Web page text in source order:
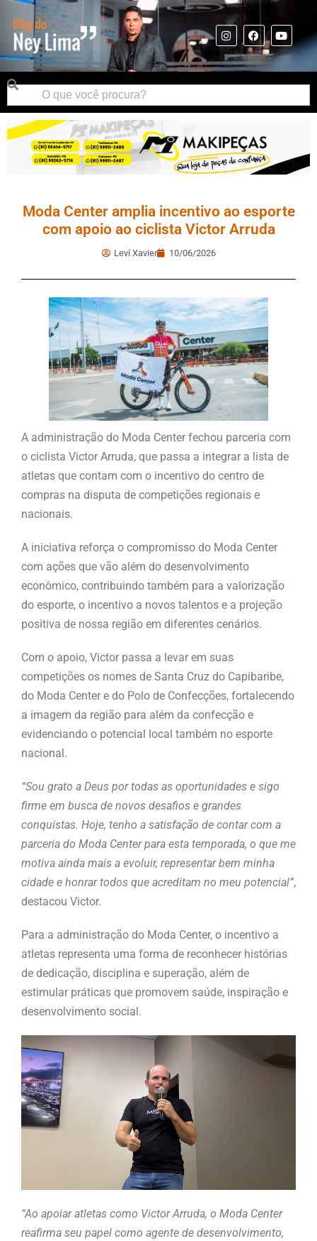
Moda Center amplia incentivo ao esporte
com apoio ao ciclista Victor Arruda
Leví Xavier 10/06/2026
A administração do Moda Center fechou parceria com
o ciclista Victor Arruda, que passa a integrar a lista de
atletas que contam com o incentivo do centro de
compras na disputa de competições regionais e
nacionais.
A iniciativa reforça o compromisso do Moda Center
com ações que vão além do desenvolvimento
econômico, contribuindo também para a valorização
do esporte, o incentivo a novos talentos e a projeção
positiva de nossa região em diferentes cenários.
Com o apoio, Victor passa a levar em suas
competições os nomes de Santa Cruz do Capibaribe,
do Moda Center e do Polo de Confecções, fortalecendo
a imagem da região para além da confecção e
evidenciando o potencial local também no esporte
nacional.
“Sou grato a Deus por todas as oportunidades e sigo
firme em busca de novos desafios e grandes
conquistas. Hoje, tenho a satisfação de contar com a
parceria do Moda Center para esta temporada, o que me
motiva ainda mais a evoluir, representar bem minha
cidade e honrar todos que acreditam no meu potencial”,
destacou Victor.
Para a administração do Moda Center, o incentivo a
atletas representa uma forma de reconhecer histórias
de dedicação, disciplina e superação, além de
estimular práticas que promovem saúde, inspiração e
desenvolvimento social.
“Ao apoiar atletas como Victor Arruda, o Moda Center
reafirma seu papel como agente de desenvolvimento,